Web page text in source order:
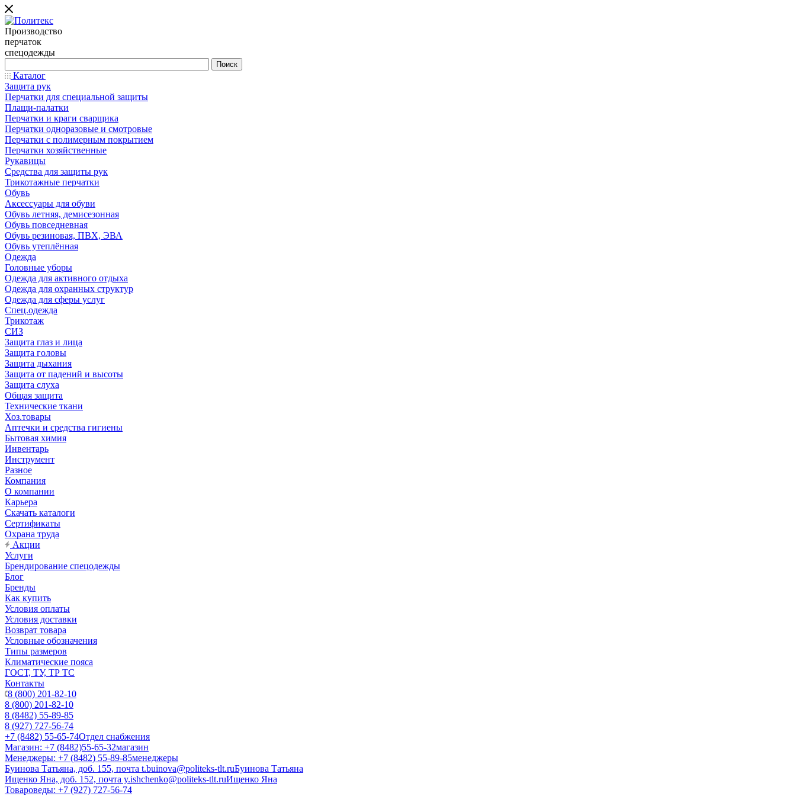
Производство
перчаток
спецодежды
Каталог
Защита рук
Перчатки для специальной защиты
Плащи-палатки
Перчатки и краги сварщика
Перчатки одноразовые и смотровые
Перчатки с полимерным покрытием
Перчатки хозяйственные
Рукавицы
Средства для защиты рук
Трикотажные перчатки
Обувь
Аксессуары для обуви
Обувь летняя, демисезонная
Обувь повседневная
Обувь резиновая, ПВХ, ЭВА
Обувь утеплённая
Одежда
Головные уборы
Одежда для активного отдыха
Одежда для охранных структур
Одежда для сферы услуг
Спец.одежда
Трикотаж
СИЗ
Защита глаз и лица
Защита головы
Защита дыхания
Защита от падений и высоты
Защита слуха
Общая защита
Технические ткани
Хоз.товары
Аптечки и средства гигиены
Бытовая химия
Инвентарь
Инструмент
Разное
Компания
О компании
Карьера
Cкачать каталоги
Сертификаты
Охрана труда
Акции
Услуги
Брендирование спецодежды
Блог
Бренды
Как купить
Условия оплаты
Условия доставки
Возврат товара
Условные обозначения
Типы размеров
Климатические пояса
ГОСТ, ТУ, ТР ТС
Контакты
8 (800) 201-82-10
8 (800) 201-82-10
8 (8482) 55-89-85
8 (927) 727-56-74
+7 (8482) 55-65-74Отдел снабжения
Магазин: +7 (8482)55-65-32магазин
Менеджеры: +7 (8482) 55-89-85менеджеры
Буинова Татьяна, доб. 155, почта t.buinova@politeks-tlt.ruБуинова Татьяна
Ищенко Яна, доб. 152, почта y.ishchenko@politeks-tlt.ruИщенко Яна
Товароведы: +7 (927) 727-56-74